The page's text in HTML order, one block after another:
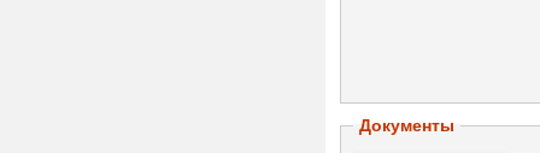
Документы